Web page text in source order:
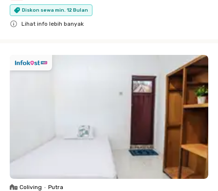
Diskon sewa min. 12 Bulan
Lihat info lebih banyak
Coliving • Putra